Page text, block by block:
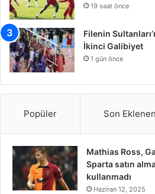
19 saat önce
Filenin
İkinci Galibiyet
1 gün önce
Popüler Son Eklenen
Mathias Ross,
Sparta satın
kullanmadı
Haziran 12, 2025